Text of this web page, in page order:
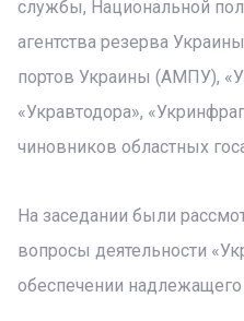
службы, Национальной
агентства резерва
портов Украины (АМПУ),
«Укравтодора»,
чиновников областных
На заседании были
вопросы деятельности
обеспечении